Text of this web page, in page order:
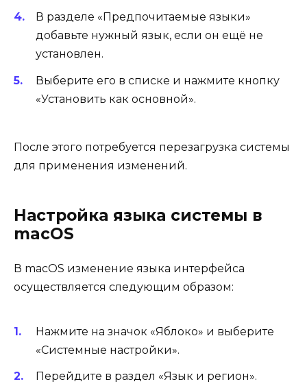
В разделе «Предпочитаемые языки»
добавьте нужный язык, если он ещё не
установлен.
Выберите его в списке и нажмите кнопку
«Установить как основной».
После этого потребуется перезагрузка системы
для применения изменений.
Настройка языка системы в
macOS
В macOS изменение языка интерфейса
осуществляется следующим образом:
Нажмите на значок «Яблоко» и выберите
«Системные настройки».
Перейдите в раздел «Язык и регион».